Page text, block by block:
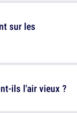
sur les
ils l'air vieux ?